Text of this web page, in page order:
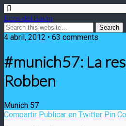
Ecos del Balón
4 abril, 2012 • 63 comments
#munich57: La
Robben
Munich 57
Compartir Publicar en Twitter Pin